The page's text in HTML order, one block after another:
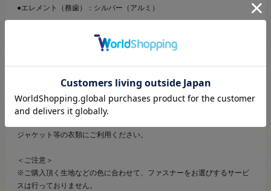
●エレメント（務歯）：シルバー（アルミ）
YZiP（アルミ）はYKKメタルファスナーのスタンダードのアルミ合金フ
ァスナー ( MA、RA ) よりもエレメントの厚みを増して、強度を向上させ
ジャケット等の衣類にご利用ください。
＜ご注意＞
※ご購入頂く生地などの色に合わせて、ファスナーをお選びするサービ
スは行っておりません。